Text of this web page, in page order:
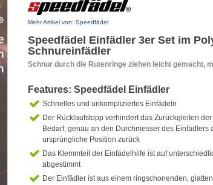
Mehr Artikel von: Speedfädel
Speedfädel Einfädler 3er Set im
Schnureinfädler
Schnur durch die Rutenringe ziehen leicht gemacht,
Features: Speedfädel Einfädler
Schnelles und unkompliziertes Einfädeln
Der Rücklaufstopp verhindert das Zurückgleiten
Bedarf, genau an den Durchmesser des Einfädlers
ursprüngliche Position zurück
Das Klemmteil der Einfädelhilfe ist auf
abgestimmt
Der Einfädler ist aus einem ringschonenden,